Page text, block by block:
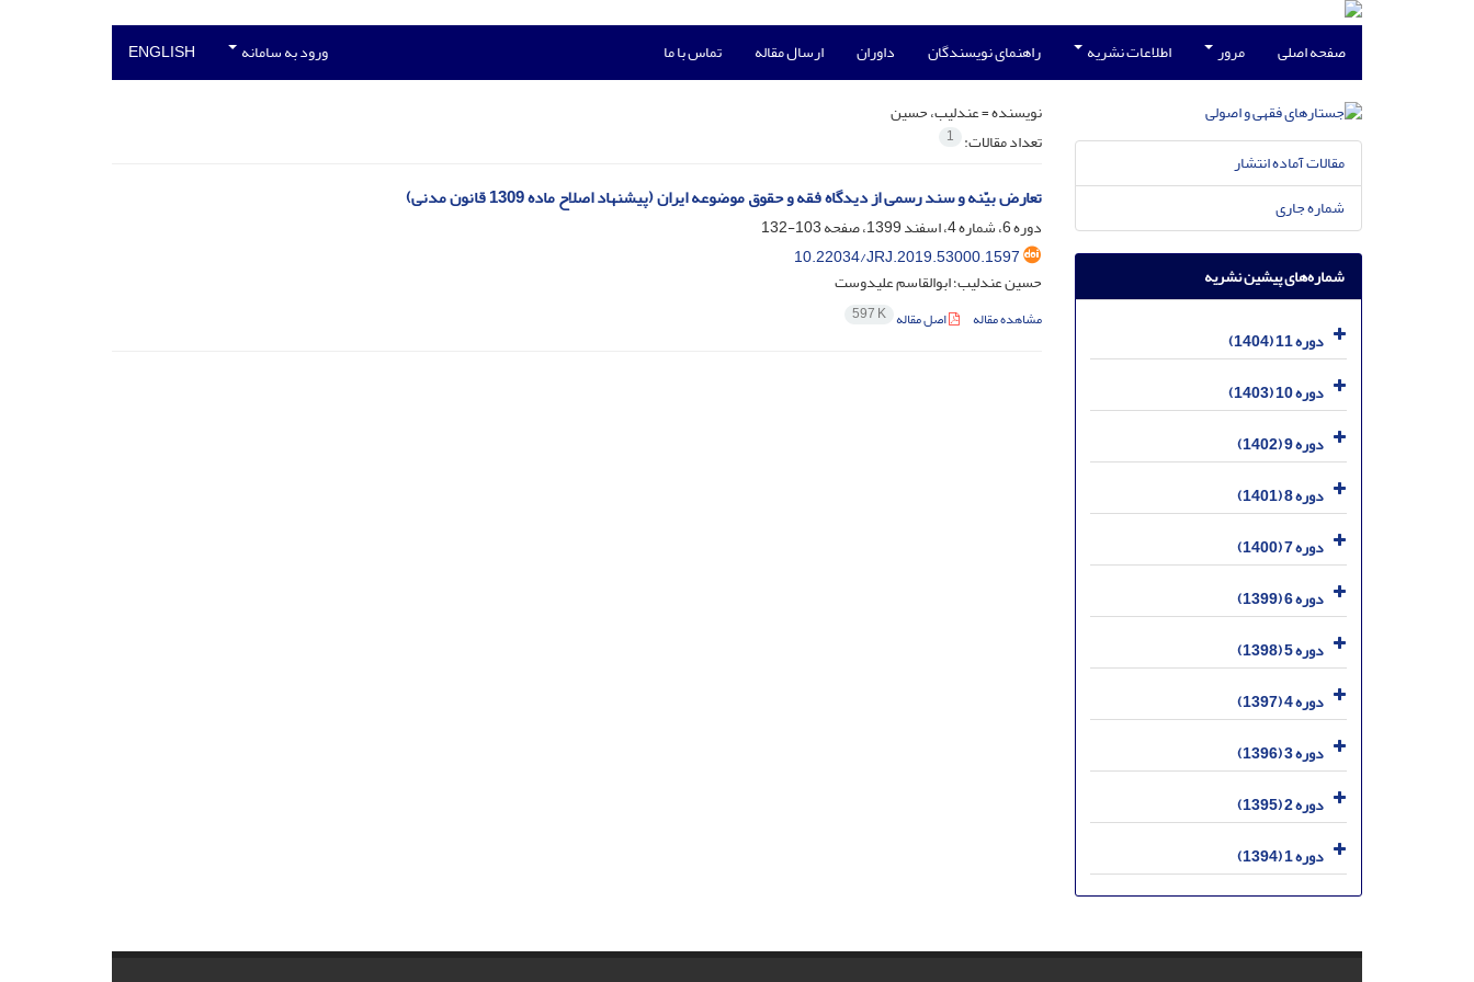
صفحه اصلی مرور اطلاعات نشریه راهنمای نویسندگان داوران ارسال مقاله تماس با ما ورود به سامانه ENGLISH
نویسنده =عندلیب، حسین
تعداد مقالات: 1
تعارض بیّنه و سند رسمی از دیدگاه فقه و حقوق موضوعه ایران (پیشنهاد اصلاح ماده 1309 قانون مدنی)
دوره 6، شماره 4، اسفند 1399، صفحه
103-132
10.22034/JRJ.2019.53000.1597
حسین عندلیب؛ ابوالقاسم علیدوست
مشاهده مقاله اصل مقاله 597 K
مقالات آماده انتشار
شماره جاری
شماره‌های پیشین نشریه
دوره 11 (1404)
دوره 10 (1403)
دوره 9 (1402)
دوره 8 (1401)
دوره 7 (1400)
دوره 6 (1399)
دوره 5 (1398)
دوره 4 (1397)
دوره 3 (1396)
دوره 2 (1395)
دوره 1 (1394)